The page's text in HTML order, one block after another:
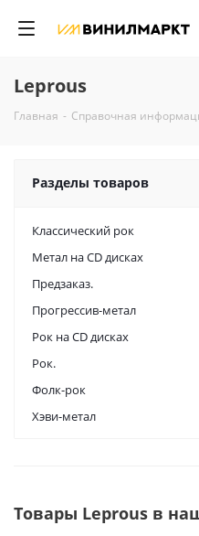
Leprous
Главная - Справочная
Разделы товаров
Классический рок
Метал на CD дисках
Предзаказ.
Прогрессив-метал
Рок на CD дисках
Рок.
Фолк-рок
Хэви-метал
Товары Leprous в